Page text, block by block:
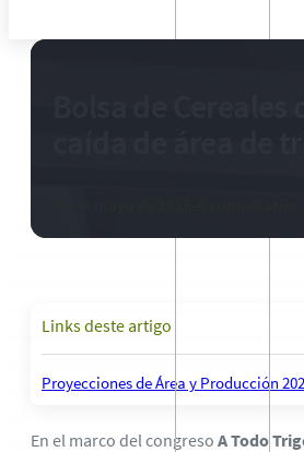
Links deste artigo
Proyecciones de Área y Producción
En el marco del congreso A Todo